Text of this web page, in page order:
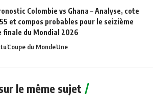
Colombie vs Ghana – Analyse, cote
et compos probables pour le seizième
finale du Mondial 2026
Coupe du MondeUne
le même sujet